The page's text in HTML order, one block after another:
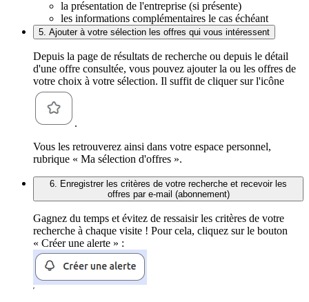
la présentation de l'entreprise (si présente)
les informations complémentaires le cas échéant
5. Ajouter à votre sélection les offres qui vous intéressent
Depuis la page de résultats de recherche ou depuis le détail
d'une offre consultée, vous pouvez ajouter la ou les offres de
votre choix à votre sélection. Il suffit de cliquer sur l'icône
.
Vous les retrouverez ainsi dans votre espace personnel,
rubrique « Ma sélection d'offres ».
6. Enregistrer les critères de votre recherche et recevoir les
offres par e-mail (abonnement)
Gagnez du temps et évitez de ressaisir les critères de votre
recherche à chaque visite ! Pour cela, cliquez sur le bouton
« Créer une alerte » :